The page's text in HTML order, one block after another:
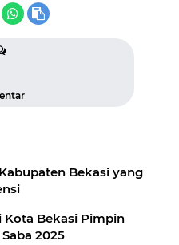
Bekasi yang
Kota Bekasi Pimpin
2025